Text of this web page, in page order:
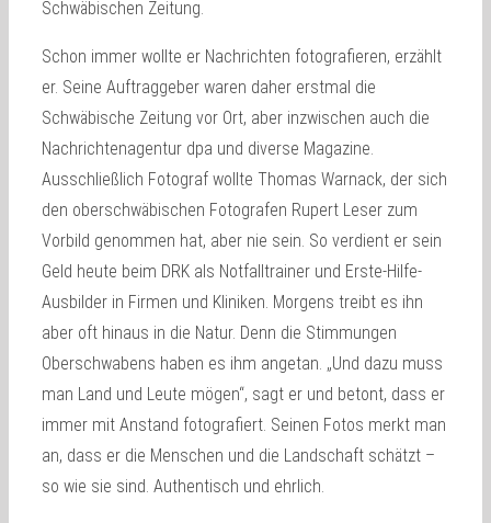
Schwäbischen Zeitung.
Schon immer wollte er Nachrichten fotografieren, erzählt
er. Seine Auftraggeber waren daher erstmal die
Schwäbische Zeitung vor Ort, aber inzwischen auch die
Nachrichtenagentur dpa und diverse Magazine.
Ausschließlich Fotograf wollte Thomas Warnack, der sich
den oberschwäbischen Fotografen Rupert Leser zum
Vorbild genommen hat, aber nie sein. So verdient er sein
Geld heute beim DRK als Notfalltrainer und Erste-Hilfe-
Ausbilder in Firmen und Kliniken. Morgens treibt es ihn
aber oft hinaus in die Natur. Denn die Stimmungen
Oberschwabens haben es ihm angetan. „Und dazu muss
man Land und Leute mögen“, sagt er und betont, dass er
immer mit Anstand fotografiert. Seinen Fotos merkt man
an, dass er die Menschen und die Landschaft schätzt –
so wie sie sind. Authentisch und ehrlich.